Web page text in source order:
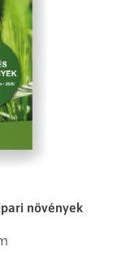
növények